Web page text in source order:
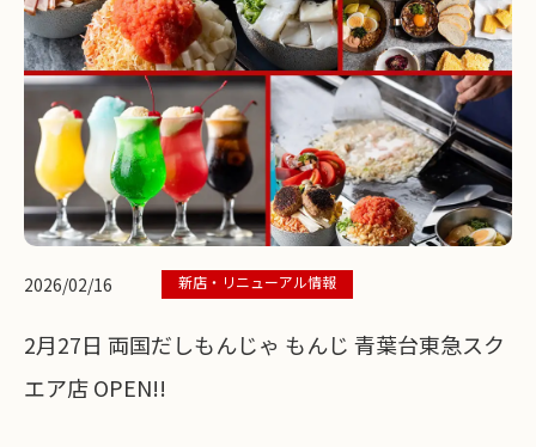
2026/02/16 新店・リニューアル情報
2月27日 両国だしもんじゃ もんじ 青葉台東急スク
エア店 OPEN!!